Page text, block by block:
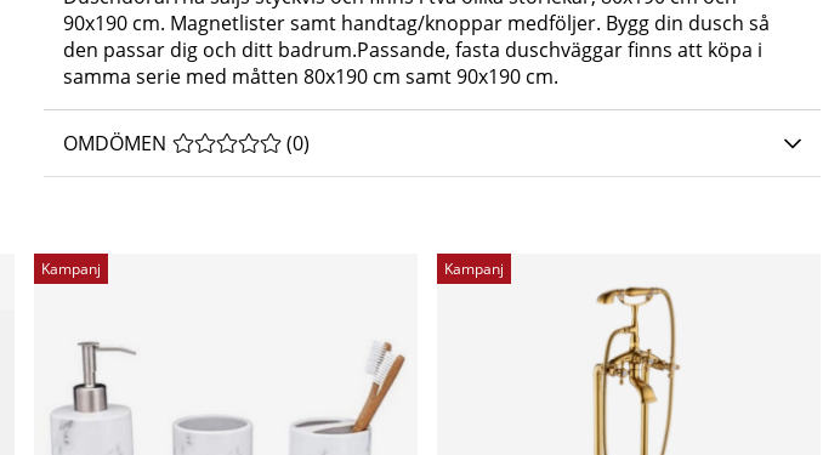
90x190 cm. Magnetlister samt handtag/knoppar medföljer. Bygg din dusch så
den passar dig och ditt badrum.Passande, fasta duschväggar finns att köpa i
samma serie med måtten 80x190 cm samt 90x190 cm.
OMDÖMEN MEDELBETYG 0 AV 5 ANTAL BETYG 0
(0)
Kampanj Kampanj